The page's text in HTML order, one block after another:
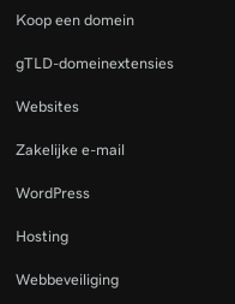
Koop een domein
gTLD-domeinextensies
Websites
Zakelijke e-mail
WordPress
Hosting
Webbeveiliging